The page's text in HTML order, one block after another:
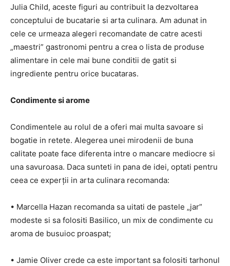
Julia Child, aceste figuri au contribuit la dezvoltarea
conceptului de bucatarie si arta culinara. Am adunat in
cele ce urmeaza alegeri recomandate de catre acesti
„maestri” gastronomi pentru a crea o lista de produse
alimentare in cele mai bune conditii de gatit si
ingrediente pentru orice bucataras.
Condimente si arome
Condimentele au rolul de a oferi mai multa savoare si
bogatie in retete. Alegerea unei mirodenii de buna
calitate poate face diferenta intre o mancare mediocre si
una savuroasa. Daca sunteti in pana de idei, optati pentru
ceea ce experții in arta culinara recomanda:
• Marcella Hazan recomanda sa uitati de pastele „jar”
modeste si sa folositi Basilico, un mix de condimente cu
aroma de busuioc proaspat;
• Jamie Oliver crede ca este important sa folositi tarhonul